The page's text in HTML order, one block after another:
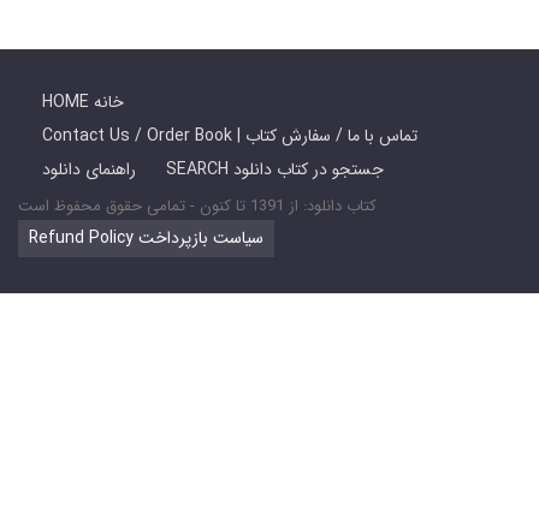
HOME خانه
Contact Us / Order Book | تماس با ما / سفارش کتاب
راهنمای دانلود
SEARCH جستجو در کتاب دانلود
کتاب دانلود: از 1391 تا کنون - تمامی حقوق محفوظ است
Refund Policy سیاست بازپرداخت